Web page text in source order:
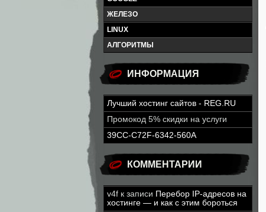
ЖЕЛЕЗО
LINUX
АЛГОРИТМЫ
ИНФОРМАЦИЯ
Лучший хостинг сайтов - REG.RU
Промокод 5% скидки на услуги
39CC-C72F-6342-560A
КОММЕНТАРИИ
v4f к записи Перебор IP-адресов на
хостинге — и как с этим бороться